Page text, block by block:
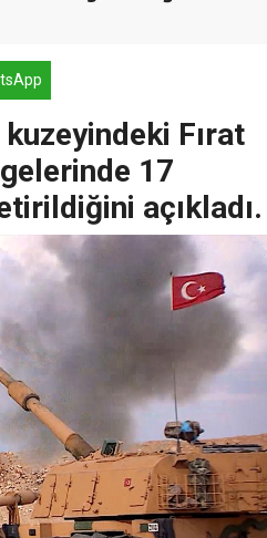
Fırat
17
açıkladı.